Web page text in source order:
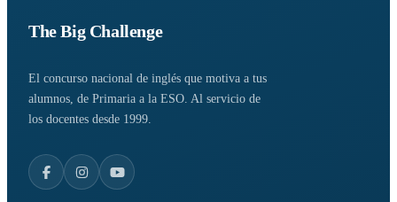
The Big Challenge
El concurso nacional de inglés que motiva a tus
alumnos, de Primaria a la ESO. Al servicio de
los docentes desde 1999.